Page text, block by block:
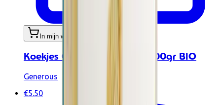
In mijn winkelwagen
Koekjes Charlotte Chocolat 100gr BIO
Generous
€5.50